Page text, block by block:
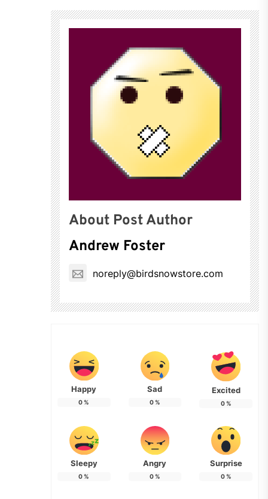
About Post Author
Andrew Foster
noreply@birdsnowstore.com
Happy
0%
Sad
0%
Excited
0%
Sleepy
0%
Angry
0%
Surprise
0%